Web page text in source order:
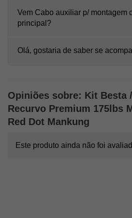
Itens Inclusos:
01 Red Dot 1x30
ATENÇÃO:
Em hipótese nenhuma
Balestras e Pistol Crossbow podem ser
setas ou munições em geral. Podendo
Vem Cabo auxiliar p/ montagem
principal?
Olá, gostaria de saber se
Opiniões sobre: Kit Besta
Recurvo Premium 175lbs
Red Dot Mankung
Este produto ainda não foi